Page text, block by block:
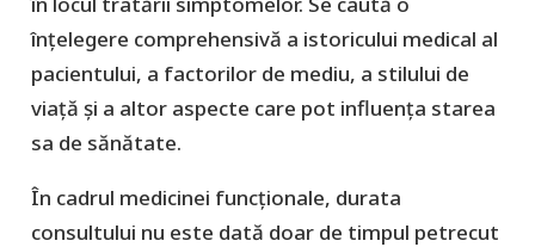
înțelegere comprehensivă a istoricului medical al
pacientului, a factorilor de mediu, a stilului de
viață și a altor aspecte care pot influența starea
sa de sănătate.
În cadrul medicinei funcționale, durata
consultului nu este dată doar de timpul petrecut